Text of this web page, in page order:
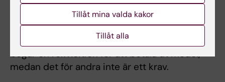
En rekvisition blir aktuell när ditt projekts
beviljade medel klassificerats som bidrag.
Ibland står det i kontraktet att bidragsgivaren
begär en rekvisition för att betala ut medel,
medan det för andra inte är ett krav.
Tillåt mina valda kakor
Tillåt alla